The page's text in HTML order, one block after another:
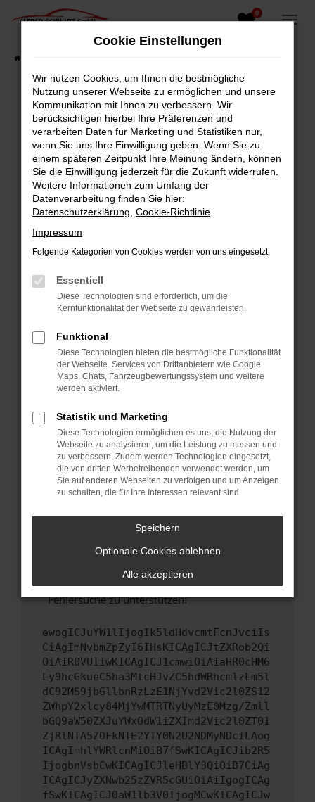
Zum
0
Fehler: Network Error
Beim Laden ist ein Fehler aufgetreten.
Hier sind ein paar Tipps, die dir helfen können:
Überprüfe deine Firewall und deine
Internetverbindung.
Laden andere Webseiten, zum Beispiel deine
Suchmaschine?
Prüfe deine Browsererweiterungen.
Manche Erweiterungen, wie Werbeblocker,
können das Laden bestimmter Seiten
verhindern. Funktioniert die Seite in einem
Fenster?
Starte dein Gerät neu.
Das kann manchmal helfen, vorübergehende
Probleme zu beheben.
Betriebssystem auf dem neuesten Stand
sind.
Veraltete Software birgt nicht nur ein
Sicherheitsrisiko, sondern kann auch dazu
führen, dass bestimmte Funktionen nicht mehr
unterstützt werden.
Wende dich an den Webseitenbetreiber.
Wenn du alle oben genannten Schritte versucht
hast, kontaktiere uns bitte. Wir werden
versuchen, das Problem zu beheben. Du kannst
uns diesen Text schicken, um uns bei der
Fehlersuche zu unterstützen:
ewogICJuYW1lIjogIk5ldHdvcmtFcnJvciIs
CiAgImNvbmZpZyI6IHsKICAgICJtZXRob2Qi
OiAiR0VUIiwKICAgICJ1cmwiOiAiaHR0cHM6
Ly9hcGkueC5ha3MtcHJvZC5hdWRhcmlzLm5l
dC92MS9jbGllbnRzLzE1NjYvd2Vic2l0ZS12
ZWhpY2xlcy84MjYwMTRTNyUyMzE0Mzg/Zmll
bGQ9aW50ZXJuYWxOdW1iZXImd2Vic2l0ZT01
ZjRlNTA5ZDFkNTE2YTY0N2U2NDMyNDciLAog
ICAgImhlYWRlcnMiOiB7fSwKICAgICJib2R5
IjogbnVsbCwKICAgICJleHBlY3QiOiB7CiAg
ICAgICJyZXNwb25zZVR5cGUiOiAiIgogICAg
fSwKICAgICJ0aW1lb3V0IjogMCwKICAgICJw
Cookie Einstellungen
Wir nutzen Cookies, um Ihnen die bestmögliche
Nutzung unserer Webseite zu ermöglichen und unsere
Kommunikation mit Ihnen zu verbessern. Wir
berücksichtigen hierbei Ihre Präferenzen und
verarbeiten Daten für Marketing und Statistiken nur,
wenn Sie uns Ihre Einwilligung geben. Wenn Sie zu
einem späteren Zeitpunkt Ihre Meinung ändern, können
Sie die Einwilligung jederzeit für die Zukunft widerrufen.
Weitere Informationen zum Umfang der
Datenverarbeitung finden Sie hier:
Datenschutzerklärung Cookie-Richtlinie
Impressum
Folgende Kategorien von Cookies werden von uns eingesetzt:
Essentiell
Diese Technologien sind erforderlich, um die
Kernfunktionalität der Webseite zu gewährleisten.
Funktional
Diese Technologien bieten die bestmögliche Funktionalität
der Webseite. Services von Drittanbietern wie Google
Maps, Chats, Fahrzeugbewertungssystem und weitere
werden aktiviert.
Statistik und Marketing
Diese Technologien ermöglichen es uns, die Nutzung der
Webseite zu analysieren, um die Leistung zu messen und
zu verbessern. Zudem werden Technologien eingesetzt,
die von dritten Werbetreibenden verwendet werden, um
Sie auf anderen Webseiten zu verfolgen und um Anzeigen
zu schalten, die für Ihre Interessen relevant sind.
Speichern
Optionale Cookies ablehnen
Alle akzeptieren